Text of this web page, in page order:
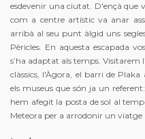
esdevenir una ciutat. D'ençà que
com a centre artístic va anar
arribà al seu punt àlgid uns
Pèricles. En aquesta escapada
s’ha adaptat als temps. Visitarem
clàssics, l'Àgora, el barri de
els museus que són ja un
hem afegit la posta de sol al
Meteora per a arrodonir un viatge